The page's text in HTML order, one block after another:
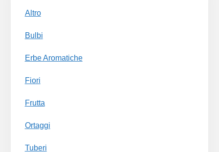
Altro
Bulbi
Erbe Aromatiche
Fiori
Frutta
Ortaggi
Tuberi